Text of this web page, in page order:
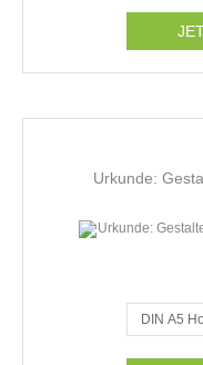
Urkunde: